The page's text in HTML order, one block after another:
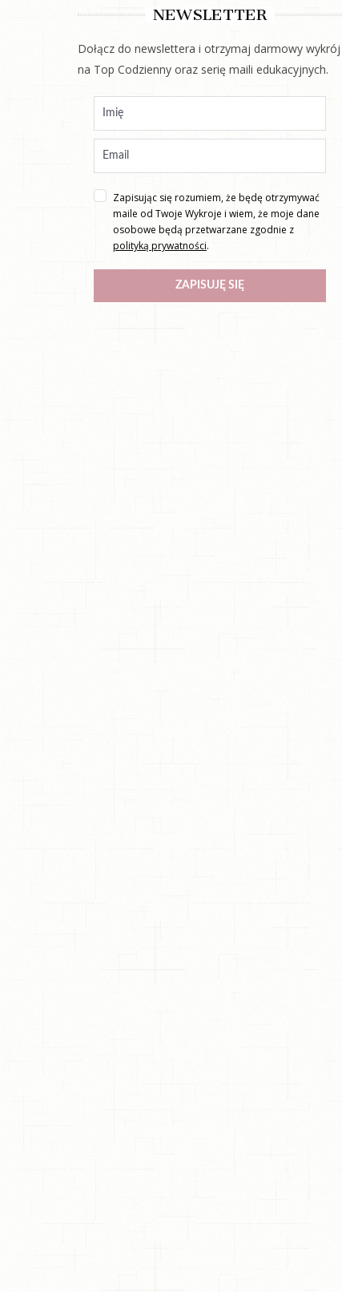
NEWSLETTER
Dołącz do newslettera i otrzymaj darmowy wykrój
na Top Codzienny oraz serię maili edukacyjnych.
Zapisując się rozumiem, że będę otrzymywać
maile od Twoje Wykroje i wiem, że moje dane
osobowe będą przetwarzane zgodnie z
polityką prywatności.
ZAPISUJĘ SIĘ